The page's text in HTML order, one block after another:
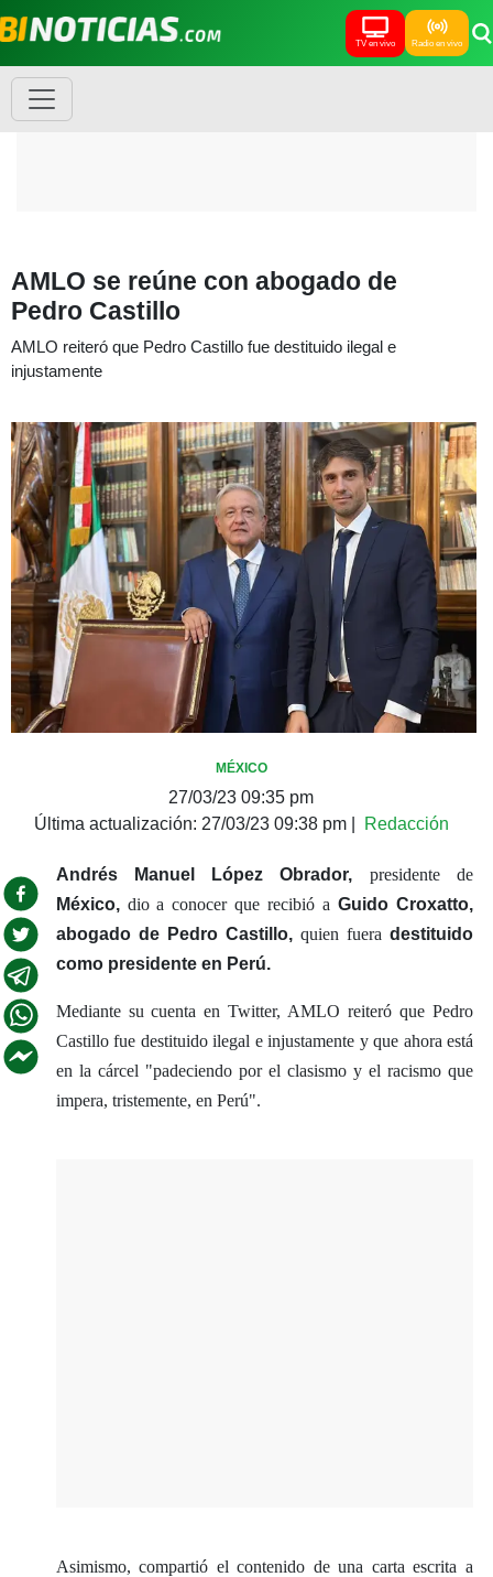
TV en vivo Radio en vivo
AMLO se reúne con abogado de
Pedro Castillo
AMLO reiteró que Pedro Castillo fue destituido ilegal e
injustamente
MÉXICO
27/03/23 09:35 pm
Última actualización: 27/03/23 09:38 pm| Redacción
Andrés Manuel López Obrador, presidente de
México,dio a conocer que recibió aGuido Croxatto,
abogado de Pedro Castillo, quien fuera destituido
como presidente en Perú.
Mediante su cuenta en Twitter, AMLO reiteró que Pedro
Castillo fue destituido ilegal e injustamente y que ahora está
en la cárcel "padeciendo por el clasismo y el racismo que
impera, tristemente, en Perú".
Asimismo, compartió el contenido de una carta escrita a